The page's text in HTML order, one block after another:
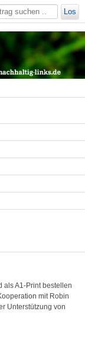
Los
als A1-Print bestellen
mit Robin
Unterstützung von